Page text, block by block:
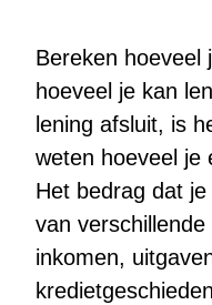
Bereken hoeveel
hoeveel je kan
lening afsluit, is
weten hoeveel je
Het bedrag dat
van
inkomen,